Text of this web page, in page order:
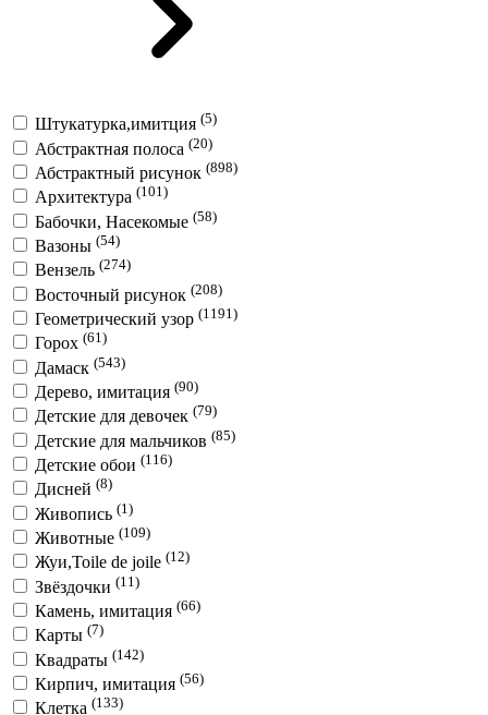
Штукатурка,имитция (5)
Абстрактная полоса (20)
Абстрактный рисунок (898)
Архитектура (101)
Бабочки, Насекомые (58)
Вазоны (54)
Вензель (274)
Восточный рисунок (208)
Геометрический узор (1191)
Горох (61)
Дамаск (543)
Дерево, имитация (90)
Детские для девочек (79)
Детские для мальчиков (85)
Детские обои (116)
Дисней (8)
Живопись (1)
Животные (109)
Жуи,Toile de joile (12)
Звёздочки (11)
Камень, имитация (66)
Карты (7)
Квадраты (142)
Кирпич, имитация (56)
Клетка (133)